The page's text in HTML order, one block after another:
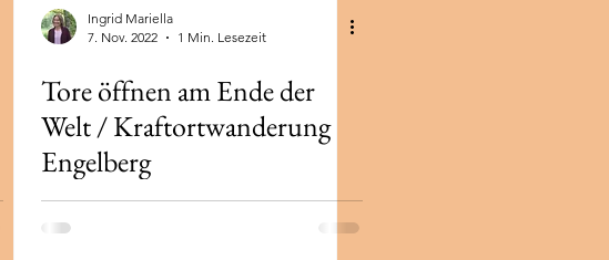
Ingrid Mariella
7. Nov. 2022
1 Min. Lesezeit
Tore öffnen am Ende der
Welt / Kraftortwanderung
Engelberg